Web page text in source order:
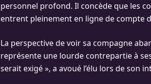
personnel profond. Il concède que les
entrent pleinement en ligne de compte
La perspective de voir sa compagne
représente une lourde contrepartie à
serait exigé », a avoué l’élu lors de son